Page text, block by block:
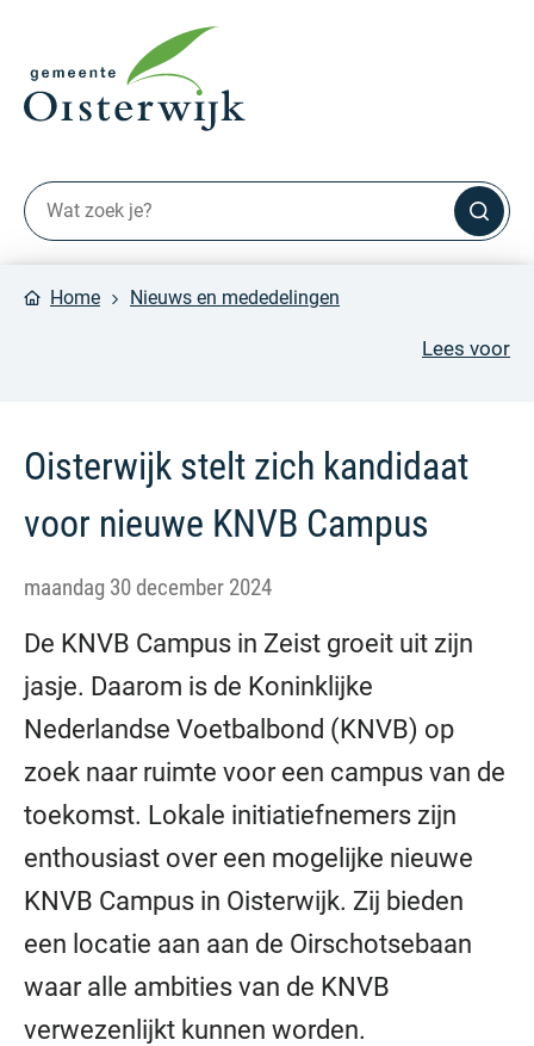
Home Nieuws en mededelingen
Lees voor
Oisterwijk stelt zich kandidaat
voor nieuwe KNVB Campus
maandag 30 december 2024
De KNVB Campus in Zeist groeit uit zijn
jasje. Daarom is de Koninklijke
Nederlandse Voetbalbond (KNVB) op
zoek naar ruimte voor een campus van de
toekomst. Lokale initiatiefnemers zijn
enthousiast over een mogelijke nieuwe
KNVB Campus in Oisterwijk. Zij bieden
een locatie aan aan de Oirschotsebaan
waar alle ambities van de KNVB
verwezenlijkt kunnen worden.